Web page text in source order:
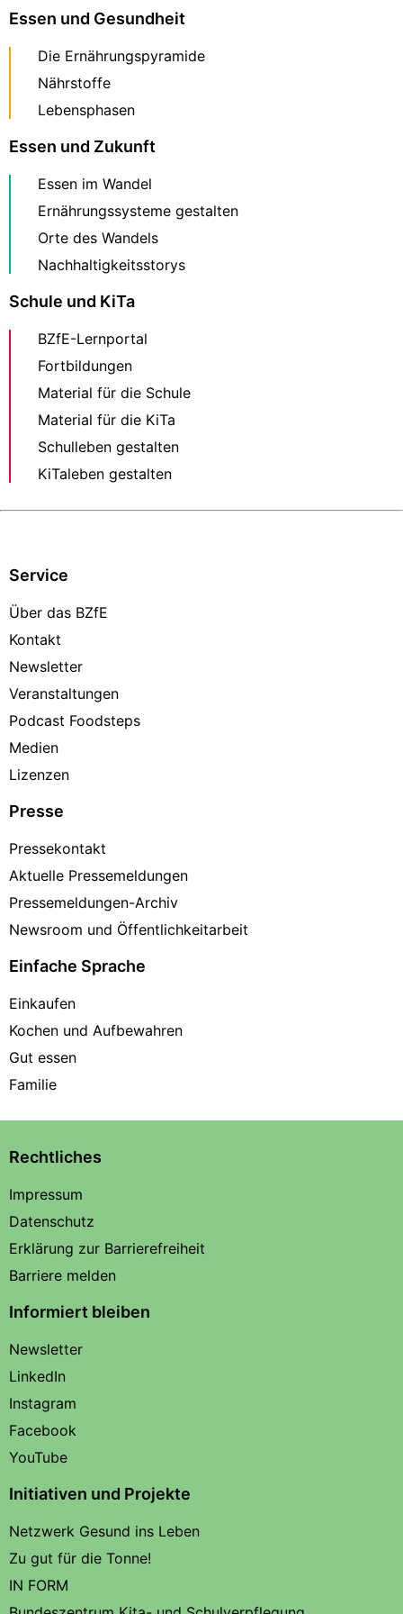
Essen und Gesundheit
Die Ernährungspyramide
Nährstoffe
Lebensphasen
Essen und Zukunft
Essen im Wandel
Ernährungssysteme gestalten
Orte des Wandels
Nachhaltigkeitsstorys
Schule und KiTa
BZfE-Lernportal
Fortbildungen
Material für die Schule
Material für die KiTa
Schulleben gestalten
KiTaleben gestalten
Service
Über das BZfE
Kontakt
Newsletter
Veranstaltungen
Podcast Foodsteps
Medien
Lizenzen
Presse
Pressekontakt
Aktuelle Pressemeldungen
Pressemeldungen-Archiv
Newsroom und Öffentlichkeitarbeit
Einfache Sprache
Einkaufen
Kochen und Aufbewahren
Gut essen
Familie
Rechtliches
Impressum
Datenschutz
Erklärung zur Barrierefreiheit
Barriere melden
Informiert bleiben
Newsletter
LinkedIn
Instagram
Facebook
YouTube
Initiativen und Projekte
Netzwerk Gesund ins Leben
Zu gut für die Tonne!
IN FORM